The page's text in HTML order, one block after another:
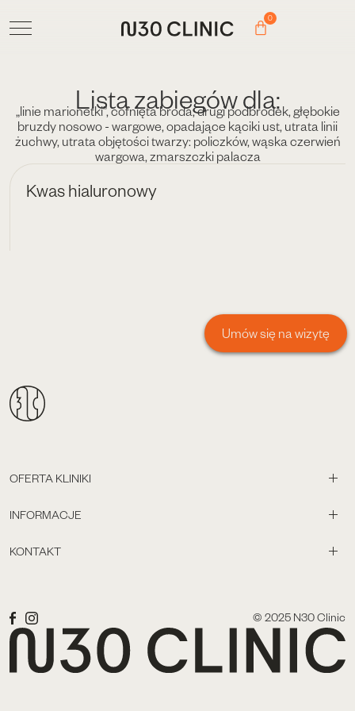
0
Lista zabiegów dla:
„linie marionetki”,cofnięta broda,drugi podbródek, głębokie
bruzdy nosowo - wargowe,opadające kąciki ust, utrata linii
żuchwy, utrata objętości twarzy: policzków,wąska czerwień
wargowa,zmarszczki palacza
Kwas hialuronowy
Umów się na wizytę
OFERTA KLINIKI
INFORMACJE
KONTAKT
© 2025 N30 Clinic